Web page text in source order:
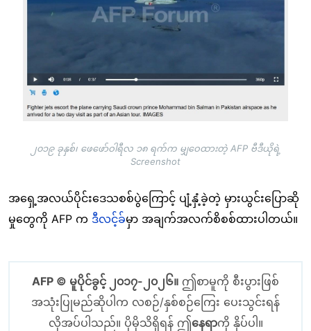
၂၀၁၉ ခုနှစ်၊ ဖေဖော်ဝါရီလ ၁၈ ရက်က မျှဝေထားတဲ့ AFP ဗီဒီယိုရဲ့
Screenshot
အရှေ့အလယ်ပိုင်းဒေသစစ်ပွဲကြောင့် ပျံ့နှံ့ခဲ့တဲ့ မှားယွင်းပြောဆို
မှုတွေကို AFP က ဒီလင့်ခ်မှာ အချက်အလက်စိစစ်ထားပါတယ်။
AFP © မူပိုင်ခွင့် ၂၀၁၇-၂၀၂၆။ ဤစာမူကို စီးပွားဖြစ်
အသုံးပြုမည်ဆိုပါက လစဉ်/နှစ်စဉ်ကြေး ပေးသွင်းရန်
လိုအပ်ပါသည်။ ပိုမိုသိရှိရန် ဤနေရာကို နှိပ်ပါ။